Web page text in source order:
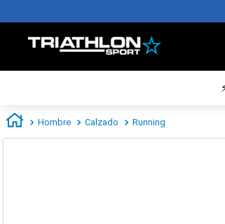
Hombre Calzado Running
TÉRMINOS MÁS
2.
zapatillas nike